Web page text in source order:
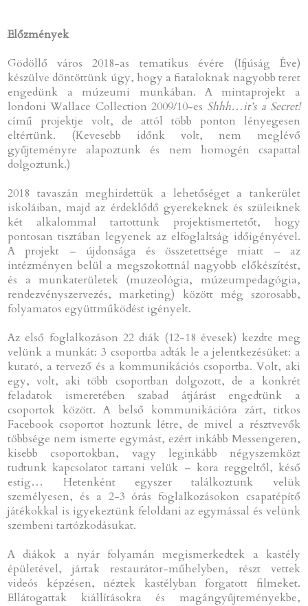
Előzmények
Gödöllő város 2018-as tematikus évére (Ifjúság Éve)
készülve döntöttünk úgy, hogy a fiataloknak nagyobb teret
engedünk a múzeumi munkában. A mintaprojekt a
londoni Wallace Collection 2009/10-es Shhh…it’s a Secret!
című projektje volt, de attól több ponton lényegesen
eltértünk. (Kevesebb időnk volt, nem meglévő
gyűjteményre alapoztunk és nem homogén csapattal
dolgoztunk.)
2018 tavaszán meghirdettük a lehetőséget a tankerület
iskoláiban, majd az érdeklődő gyerekeknek és szüleiknek
két alkalommal tartottunk projektismertetőt, hogy
pontosan tisztában legyenek az elfoglaltság időigényével.
A projekt – újdonsága és összetettsége miatt – az
intézményen belül a megszokottnál nagyobb előkészítést,
és a munkaterületek (muzeológia, múzeumpedagógia,
rendezvényszervezés, marketing) között még szorosabb,
folyamatos együttműködést igényelt.
Az első foglalkozáson 22 diák (12-18 évesek) kezdte meg
velünk a munkát: 3 csoportba adták le a jelentkezésüket: a
kutató, a tervező és a kommunikációs csoportba. Volt, aki
egy, volt, aki több csoportban dolgozott, de a konkrét
feladatok ismeretében szabad átjárást engedtünk a
csoportok között. A belső kommunikációra zárt, titkos
Facebook csoportot hoztunk létre, de mivel a résztvevők
többsége nem ismerte egymást, ezért inkább Messengeren,
kisebb csoportokban, vagy leginkább négyszemközt
tudtunk kapcsolatot tartani velük – kora reggeltől, késő
estig… Hetenként egyszer találkoztunk velük
személyesen, és a 2-3 órás foglalkozásokon csapatépítő
játékokkal is igyekeztünk feloldani az egymással és velünk
szembeni tartózkodásukat.
A diákok a nyár folyamán megismerkedtek a kastély
épületével, jártak restaurátor-műhelyben, részt vettek
videós képzésen, néztek kastélyban forgatott filmeket.
Ellátogattak kiállításokra és magángyűjteményekbe,